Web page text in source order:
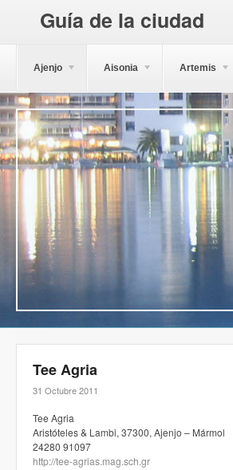
Guía de la ciudad
Ajenjo Aisonia Artemis
Tee Agria
31 Octubre 2011
Tee Agria
Aristóteles & Lambi, 37300, Ajenjo – Mármol
24280 91097
http://tee-agrias.mag.sch.gr